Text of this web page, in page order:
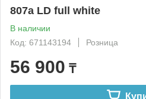
807a LD full white
В наличии
Код: 671143194
Розница
56 900 ₸